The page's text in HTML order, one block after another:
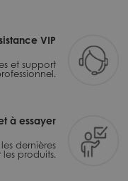
VIP
et support
à essayer
dernières
les produits.